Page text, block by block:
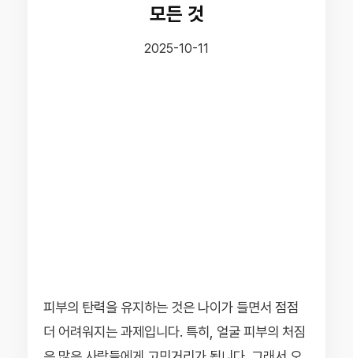
모든 것
2025-10-11
피부의 탄력을 유지하는 것은 나이가 들면서 점점
더 어려워지는 과제입니다. 특히, 얼굴 피부의 처짐